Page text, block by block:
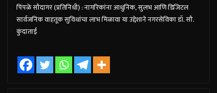
पिंपळे सौदागर (प्रतिनिधी) : नागरिकांना आधुनिक, सुलभ आणि डिजिटल
सार्वजनिक वाहतूक सुविधांचा लाभ मिळावा या उद्देशाने नगरसेविका डॉ. सौ.
कुंदाताई